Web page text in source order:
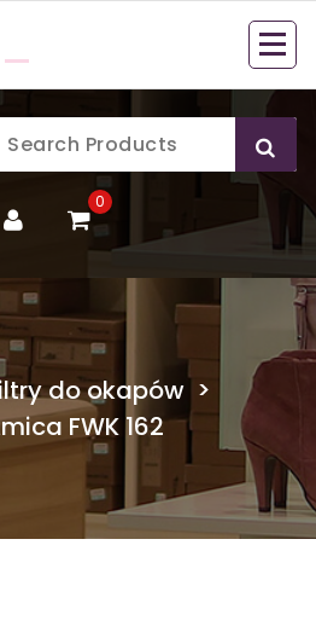
0
do okapów >
FWK 162